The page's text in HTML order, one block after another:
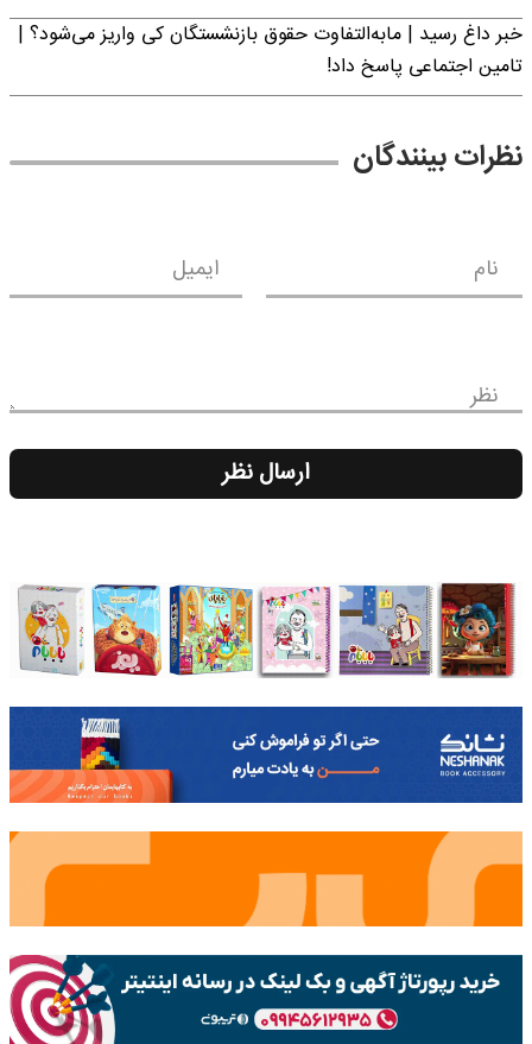
خبر داغ رسید | مابه‌التفاوت حقوق بازنشستگان کی واریز می‌شود؟ |
تامین اجتماعی پاسخ داد!
نظرات بینندگان
نام ایمیل
نظر
ارسال نظر